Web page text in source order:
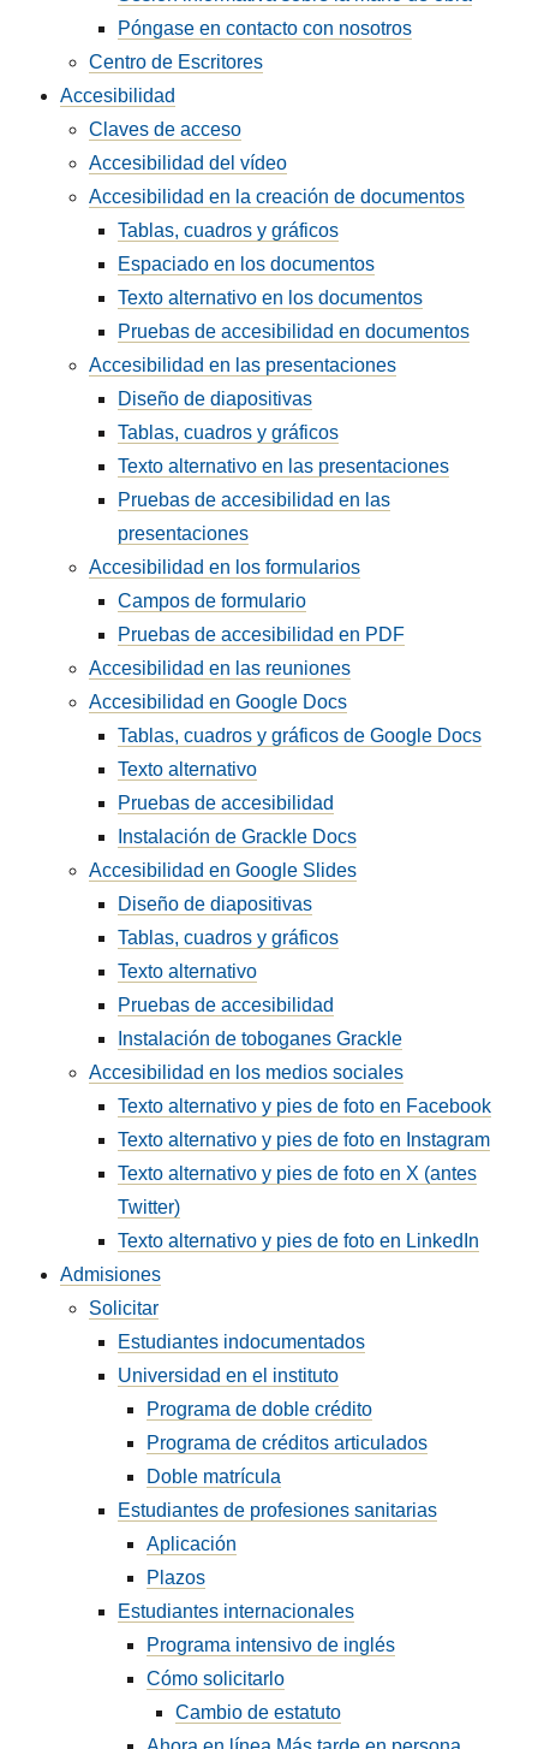
Póngase en contacto con nosotros
Centro de Escritores
Accesibilidad
Claves de acceso
Accesibilidad del vídeo
Accesibilidad en la creación de documentos
Tablas, cuadros y gráficos
Espaciado en los documentos
Texto alternativo en los documentos
Pruebas de accesibilidad en documentos
Accesibilidad en las presentaciones
Diseño de diapositivas
Tablas, cuadros y gráficos
Texto alternativo en las presentaciones
Pruebas de accesibilidad en las
presentaciones
Accesibilidad en los formularios
Campos de formulario
Pruebas de accesibilidad en PDF
Accesibilidad en las reuniones
Accesibilidad en Google Docs
Tablas, cuadros y gráficos de Google Docs
Texto alternativo
Pruebas de accesibilidad
Instalación de Grackle Docs
Accesibilidad en Google Slides
Diseño de diapositivas
Tablas, cuadros y gráficos
Texto alternativo
Pruebas de accesibilidad
Instalación de toboganes Grackle
Accesibilidad en los medios sociales
Texto alternativo y pies de foto en Facebook
Texto alternativo y pies de foto en Instagram
Texto alternativo y pies de foto en X (antes
Twitter)
Texto alternativo y pies de foto en LinkedIn
Admisiones
Solicitar
Estudiantes indocumentados
Universidad en el instituto
Programa de doble crédito
Programa de créditos articulados
Doble matrícula
Estudiantes de profesiones sanitarias
Aplicación
Plazos
Estudiantes internacionales
Programa intensivo de inglés
Cómo solicitarlo
Cambio de estatuto